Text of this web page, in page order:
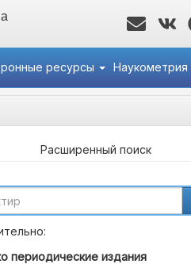
ресурсы Наукометрия
Расширенный поиск
периодические издания